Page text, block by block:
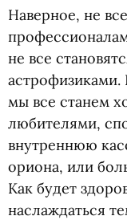
Наверное, не
не все
астрофизиками.
мы все станем
любителями,
внутреннюю
ориона, или
Как будет
наслаждаться